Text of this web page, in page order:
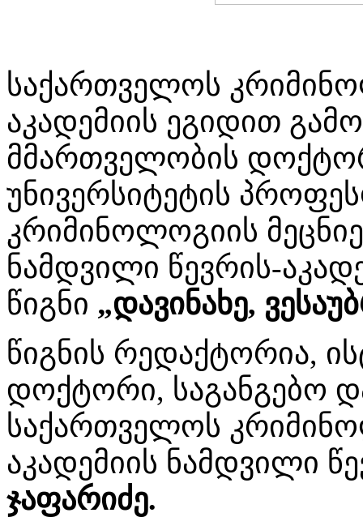
საქართველოს
აკადემიის ეგიდით
მმართველობის
უნივერსიტეტის
კრიმინოლოგიის
ნამდვილი წევრის-
წიგნი „დავინახე,
წიგნის რედაქტორია,
დოქტორი, საგანგებო
საქართველოს
აკადემიის ნამდვილი
ჯაფარიძე.